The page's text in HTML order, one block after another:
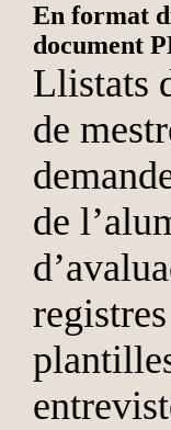
En format
document
Llistats
de
de